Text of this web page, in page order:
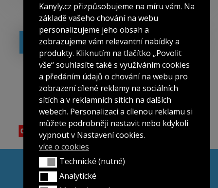
Kanyla 27G/40 mm – balení 24 ks
2 376Kč 2 875 Kč
PŘIDAT DO KOŠÍKU
Všeobecné obchodní podmínky
Ochrana osobních údajů
Kanyly.cz přizpůsobujeme na míru vám. Na
základě vašeho chování na webu
personalizujeme jeho obsah a
zobrazujeme vám relevantní nabídky a
produkty. Kliknutím na tlačítko „Povolit
vše“ souhlasíte také s využíváním cookies
a předáním údajů o chování na webu pro
zobrazení cílené reklamy na sociálních
sítích a v reklamních sítích na dalších
webech. Personalizaci a cílenou reklamu si
můžete podrobněji nastavit nebo kdykoli
vypnout v Nastavení cookies.
více o cookies
Technické (nutné)
Technické (nutné)
AnalytickéAnalytické